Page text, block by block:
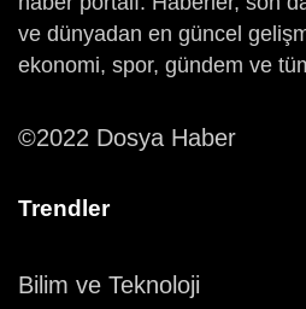
ve dünyadan en güncel
ekonomi, spor, gündem ve
©2022 Dosya Haber
Trendler
Bilim ve Teknoloji